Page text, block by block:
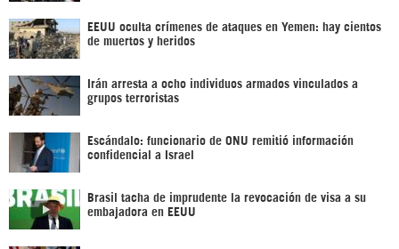
EEUU oculta crímenes de ataques en Yemen: hay cientos
de muertos y heridos
Irán arresta a ocho individuos armados vinculados a
grupos terroristas
Escándalo: funcionario de ONU remitió información
confidencial a Israel
Brasil tacha de imprudente la revocación de visa a su
embajadora en EEUU